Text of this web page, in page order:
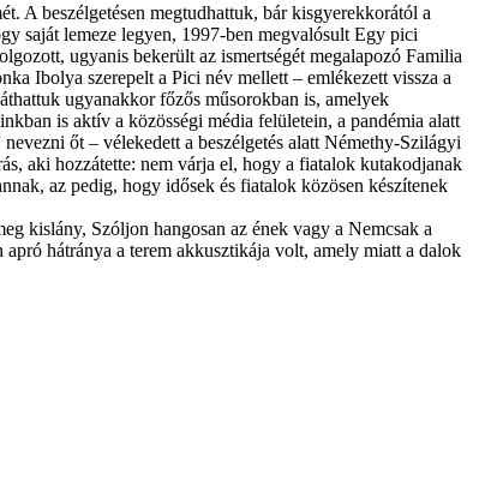
A beszélgetésen megtudhattuk, bár kisgyerekkorától a
saját lemeze legyen, 1997-ben megvalósult Egy pici
ugyanis bekerült az ismertségét megalapozó Familia
Ibolya szerepelt a Pici név mellett – emlékezett vissza a
ugyanakkor főzős műsorokban is, amelyek
is aktív a közösségi média felületein, a pandémia alatt
nevezni őt – vélekedett a beszélgetés alatt Némethy-Szilágyi
aki hozzátette: nem várja el, hogy a fiatalok kutakodjanak
az pedig, hogy idősek és fiatalok közösen készítenek
kislány, Szóljon hangosan az ének vagy a Nemcsak a
hátránya a terem akkusztikája volt, amely miatt a dalok